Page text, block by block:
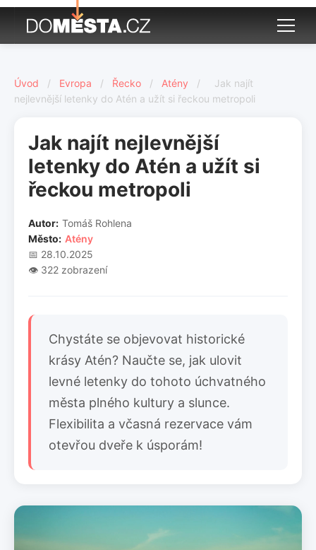
Úvod / Evropa / Řecko / Atény /
Jak najít
nejlevnější letenky do Atén a užít si řeckou metropoli
Jak najít nejlevnější
letenky do Atén a užít si
řeckou metropoli
Autor: Tomáš Rohlena
Město: Atény
📅 28.10.2025
👁️ 322 zobrazení
Chystáte se objevovat historické
krásy Atén? Naučte se, jak ulovit
levné letenky do tohoto úchvatného
města plného kultury a slunce.
Flexibilita a včasná rezervace vám
otevřou dveře k úsporám!